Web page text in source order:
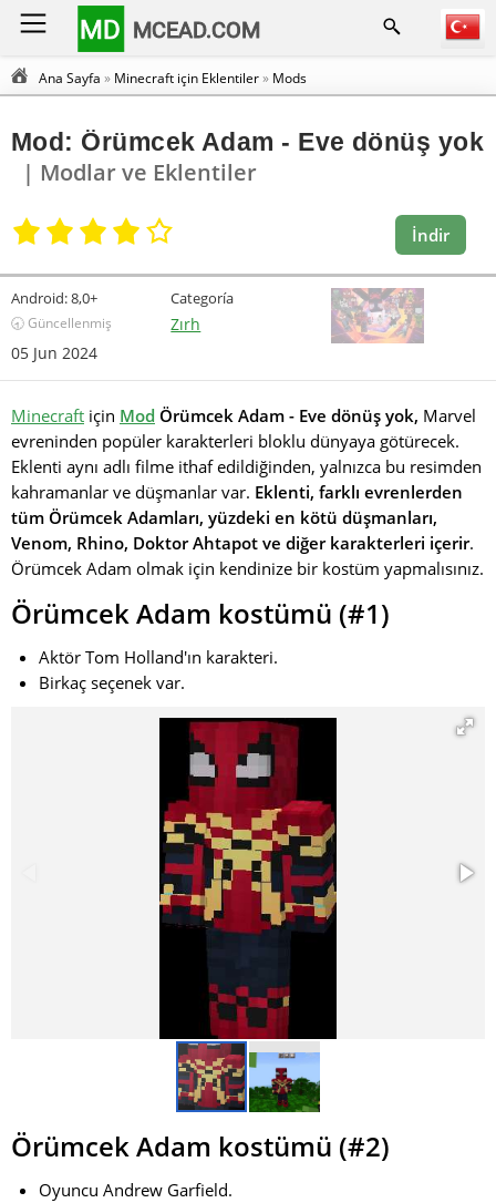
MD MCEAD.COM
Ana Sayfa » Minecraft için Eklentiler» Mods
Mod: Örümcek Adam - Eve dönüş yok
| Modlar ve Eklentiler
İndir
Android:8,0+
🕣 Güncellenmiş
05 Jun 2024
Categoría
Zırh
Minecraft için Mod Örümcek Adam - Eve dönüş yok, Marvel
evreninden popüler karakterleri bloklu dünyaya götürecek.
Eklenti aynı adlı filme ithaf edildiğinden, yalnızca bu resimden
kahramanlar ve düşmanlar var. Eklenti, farklı evrenlerden
tüm Örümcek Adamları, yüzdeki en kötü düşmanları,
Venom, Rhino, Doktor Ahtapot ve diğer karakterleri içerir.
Örümcek Adam olmak için kendinize bir kostüm yapmalısınız.
Örümcek Adam kostümü (#1)
Aktör Tom Holland'ın karakteri.
Birkaç seçenek var.
Örümcek Adam kostümü (#2)
Oyuncu Andrew Garfield.